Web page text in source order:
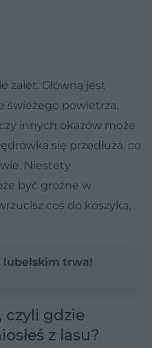
zalet. Główną jest
świeżego powietrza.
innych okazów może
się przedłuża, co
Niestety
być groźne w
coś do koszyka,
lubelskim trwa!
czyli gdzie
z lasu?